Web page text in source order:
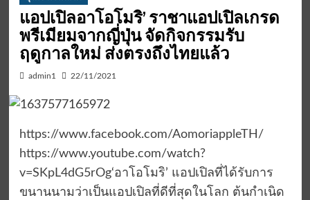
แอปเปิลอาโอโมริ’ ราชาแอปเปิลเกรด
พรีเมียมจากญี่ปุ่น จัดกิจกรรมรับ
ฤดูกาลใหม่ ส่งตรงถึงไทยแล้ว
admin1 22/11/2021
https://www.facebook.com/AomoriappleTH/
https://www.youtube.com/watch?
v=SKpL4dG5rOg‘อาโอโมริ’ แอปเปิลที่ได้รับการ
ขนานนามว่าเป็นแอปเปิลที่ดีที่สุดในโลก ต้นกำเนิด